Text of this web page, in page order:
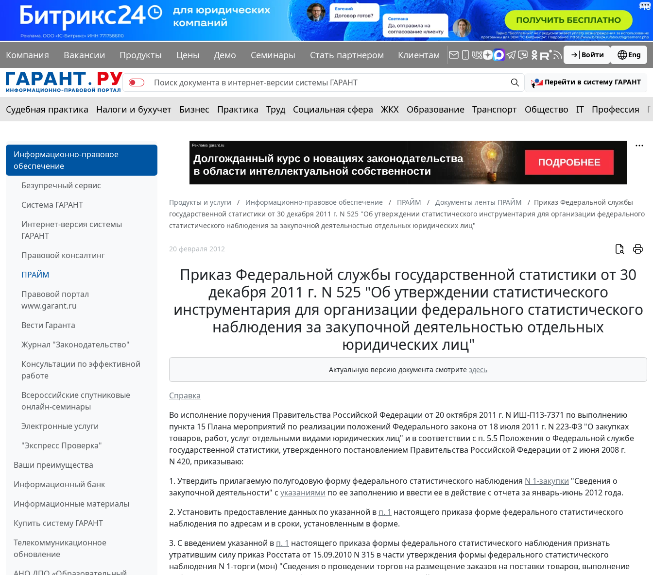
Компания Вакансии Продукты Цены Демо Семинары Стать партнером Клиентам Войти Eng
Перейти в систему ГАРАНТ
Судебная практика Налоги и бухучет Бизнес Практика Труд Социальная сфера ЖКХ Образование Транспорт Общество IT Профессия
Информационно-правовое
обеспечение
Безупречный сервис
Система ГАРАНТ
Интернет-версия системы
ГАРАНТ
Правовой консалтинг
ПРАЙМ
Правовой портал
www.garant.ru
Вести Гаранта
Журнал "Законодательство"
Консультации по эффективной
работе
Всероссийские спутниковые
онлайн-семинары
Электронные услуги
"Экспресс Проверка"
Ваши преимущества
Информационный банк
Информационные материалы
Купить систему ГАРАНТ
Телекоммуникационное
обновление
Продукты и услуги Информационно-правовое обеспечение ПРАЙМ Документы ленты ПРАЙМ
Приказ Федеральной службы
государственной статистики от 30 декабря 2011 г. N 525 "Об утверждении статистического инструментария для организации федерального
статистического наблюдения за закупочной деятельностью отдельных юридических лиц"
20 февраля 2012
Приказ Федеральной службы государственной статистики от 30
декабря 2011 г. N 525 "Об утверждении статистического
инструментария для организации федерального статистического
наблюдения за закупочной деятельностью отдельных
юридических лиц"
Актуальную версию документа смотрите здесь
Справка
Во исполнение поручения Правительства Российской Федерации от 20 октября 2011 г. N ИШ-П13-7371 по выполнению
пункта 15 Плана мероприятий по реализации положений Федерального закона от 18 июля 2011 г. N 223-ФЗ "О закупках
товаров, работ, услуг отдельными видами юридических лиц" и в соответствии с п. 5.5 Положения о Федеральной службе
государственной статистики, утвержденного постановлением Правительства Российской Федерации от 2 июня 2008 г.
N 420, приказываю:
1. Утвердить прилагаемую полугодовую форму федерального статистического наблюдения N 1-закупки "Сведения о
закупочной деятельности" с указаниями по ее заполнению и ввести ее в действие с отчета за январь-июнь 2012 года.
2. Установить предоставление данных по указанной в п. 1 настоящего приказа форме федерального статистического
наблюдения по адресам и в сроки, установленным в форме.
3. С введением указанной в п. 1 настоящего приказа формы федерального статистического наблюдения признать
утратившим силу приказ Росстата от 15.09.2010 N 315 в части утверждения формы федерального статистического
наблюдения N 1-торги (мон) "Сведения о проведении торгов на размещение заказов на поставки товаров, выполнение